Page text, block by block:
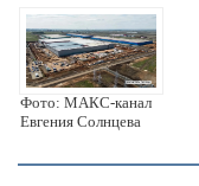
Фото: МАКС-канал
Евгения Солнцева